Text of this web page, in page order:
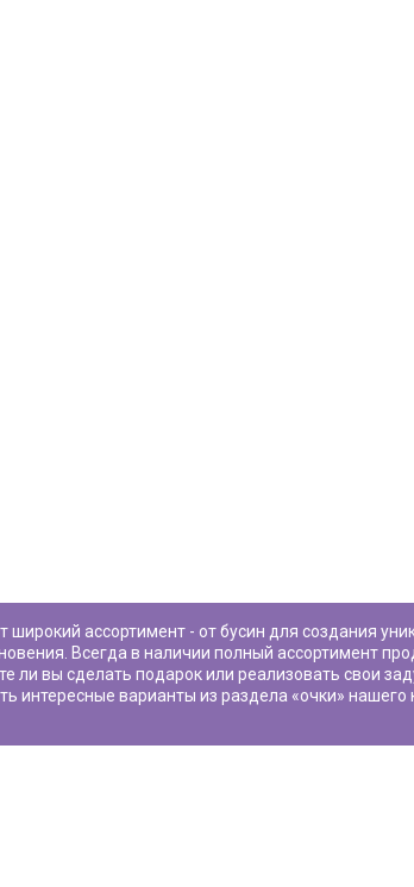
Всегда в наличии полный ассортимент
ли вы сделать подарок или реализовать свои
интересные варианты из раздела «очки» нашего